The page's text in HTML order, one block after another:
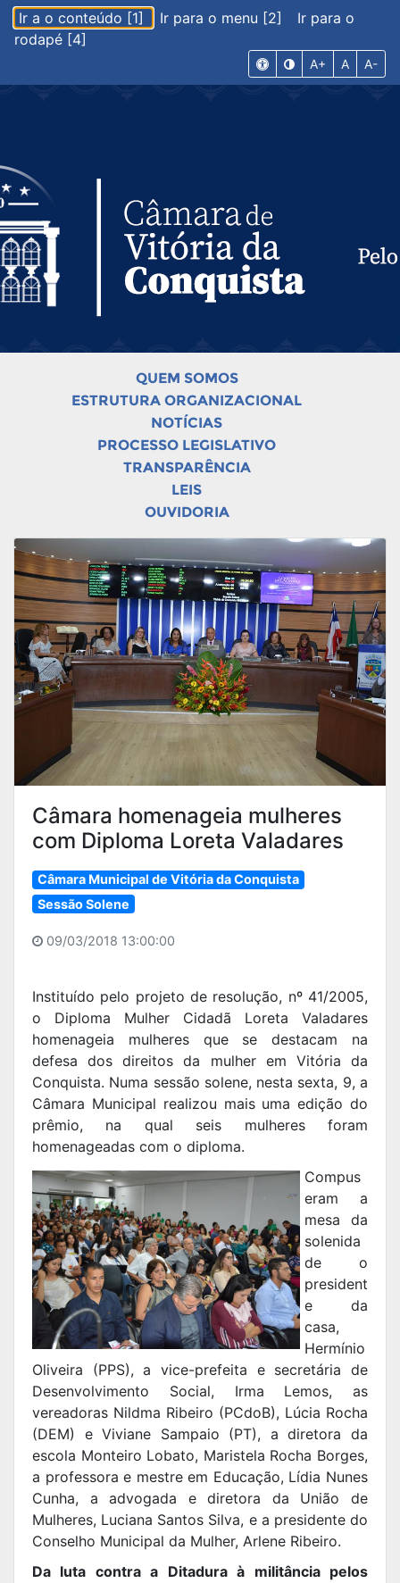
Ir a o conteúdo [1] Ir para o menu [2]
Ir para o
rodapé [4]
A+ A A-
QUEM SOMOS
ESTRUTURA ORGANIZACIONAL
NOTÍCIAS
PROCESSO LEGISLATIVO
TRANSPARÊNCIA
LEIS
OUVIDORIA
Câmara homenageia mulheres
com Diploma Loreta Valadares
Câmara Municipal de Vitória da Conquista
Sessão Solene
09/03/2018 13:00:00
Instituído pelo projeto de resolução, nº 41/2005,
o Diploma Mulher Cidadã Loreta Valadares
homenageia mulheres que se destacam na
defesa dos direitos da mulher em Vitória da
Conquista. Numa sessão solene, nesta sexta, 9, a
Câmara Municipal realizou mais uma edição do
prêmio, na qual seis mulheres foram
homenageadas com o diploma.
Compus
eram a
mesa da
solenida
de o
president
e da
casa,
Hermínio
Oliveira (PPS), a vice-prefeita e secretária de
Desenvolvimento Social, Irma Lemos, as
vereadoras Nildma Ribeiro (PCdoB), Lúcia Rocha
(DEM) e Viviane Sampaio (PT), a diretora da
escola Monteiro Lobato, Maristela Rocha Borges,
a professora e mestre em Educação, Lídia Nunes
Cunha, a advogada e diretora da União de
Mulheres, Luciana Santos Silva, e a presidente do
Conselho Municipal da Mulher, Arlene Ribeiro.
Da luta contra a Ditadura à militância pelos